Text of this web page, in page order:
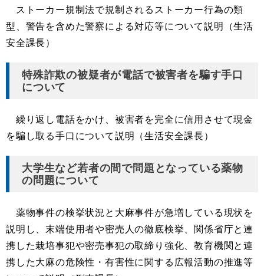
ストーカー規制法で規制されるストーカー行為の類
型、警告を含めた警察による対応等について説明（生活
安全課長）
特殊詐欺の被疑者が電話で被害者を騙す手口
について
繰り返し電話をかけ、被害者を完全に信用させて現金
を騙し取る手口について説明（生活安全課長）
大学生など若者の間で問題となっている薬物
の問題について
薬物事件の検挙状況と大麻事件が急増している現状を
説明し、末端使用者や密売人の徹底検挙、関係省庁と連
携した栽培事犯や密売事犯の取締り強化、教育機関と連
携した大麻の危険性・有害性に関する広報活動の推進等